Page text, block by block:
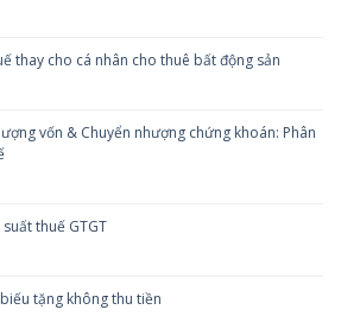
thay cho cá nhân cho thuê bất động sản
vốn & Chuyển nhượng chứng khoán: Phân
thuế GTGT
tặng không thu tiền